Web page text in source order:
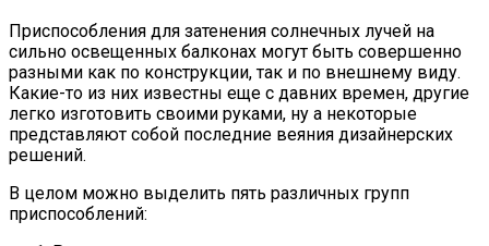
Приспособления для затенения солнечных лучей на
сильно освещенных балконах могут быть совершенно
разными как по конструкции, так и по внешнему виду.
Какие-то из них известны еще с давних времен, другие
легко изготовить своими руками, ну а некоторые
представляют собой последние веяния дизайнерских
решений.
В целом можно выделить пять различных групп
приспособлений: